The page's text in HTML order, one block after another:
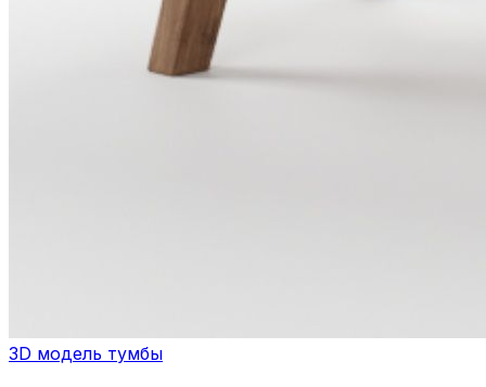
3D модель тумбы